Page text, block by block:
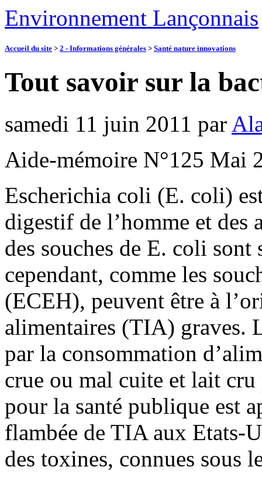
Environnement Lançonnais
Accueil du site > 2 - Informations générales > Santé nature innovations
Tout savoir sur la
samedi 11 juin 2011 par
Aide-mémoire N°125 Mai
Escherichia coli (E. coli)
digestif de l’homme et des
des souches de E. coli sont
cependant, comme les
(ECEH), peuvent être à
alimentaires (TIA) graves.
par la consommation
crue ou mal cuite et lait
pour la santé publique est
flambée de TIA aux Etats-
des toxines, connues sous